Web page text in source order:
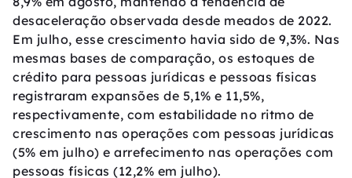
desaceleração observada desde meados de 2022.
Em julho, esse crescimento havia sido de 9,3%. Nas
mesmas bases de comparação, os estoques de
crédito para pessoas jurídicas e pessoas físicas
registraram expansões de 5,1% e 11,5%,
respectivamente, com estabilidade no ritmo de
crescimento nas operações com pessoas jurídicas
(5% em julho) e arrefecimento nas operações com
pessoas físicas (12,2% em julho).